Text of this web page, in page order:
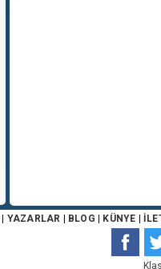
YAZARLAR BLOG KÜNYE